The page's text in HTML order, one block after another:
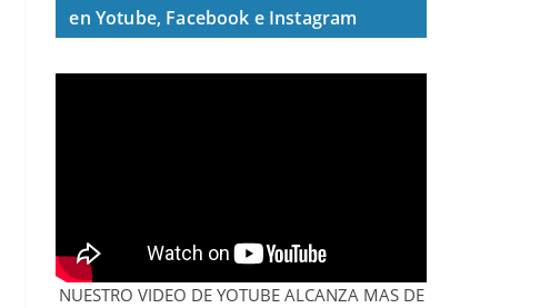
en Yotube, Facebook e Instagram
NUESTRO VIDEO DE YOTUBE ALCANZA MAS DE